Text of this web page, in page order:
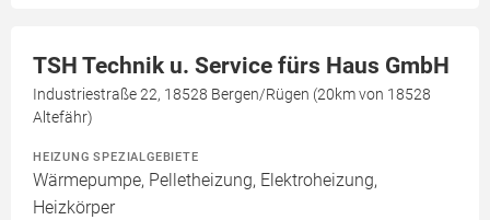
TSH Technik u. Service fürs Haus GmbH
Industriestraße 22, 18528 Bergen/Rügen (20km von 18528
Altefähr)
HEIZUNG SPEZIALGEBIETE
Wärmepumpe, Pelletheizung, Elektroheizung,
Heizkörper